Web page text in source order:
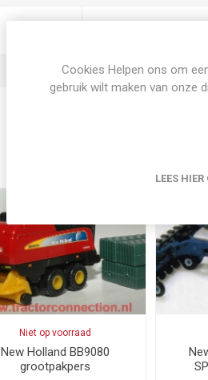
Niet op voorraad
New Holland BB9080
grootpakpers
Cookies Helpen ons om
gebruik wilt maken van onze
LEES